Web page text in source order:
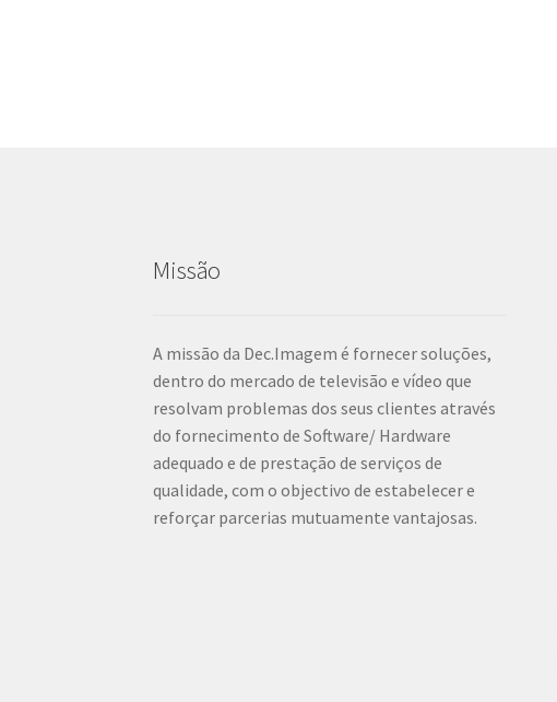
Missão
A missão da Dec.Imagem é fornecer soluções,
dentro do mercado de televisão e vídeo que
resolvam problemas dos seus clientes através
do fornecimento de Software/ Hardware
adequado e de prestação de serviços de
qualidade, com o objectivo de estabelecer e
reforçar parcerias mutuamente vantajosas.